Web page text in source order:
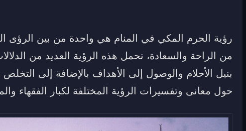
رؤية الحرم المكي في المنام هي واحدة من بين الرؤى
من الراحة والسعادة، تحمل هذه الرؤية العديد من
بنيل الأحلام والوصول إلى الأهداف بالإضافة إلى
حول معانى وتفسيرات الرؤية المختلفة لكبار الفقهاء